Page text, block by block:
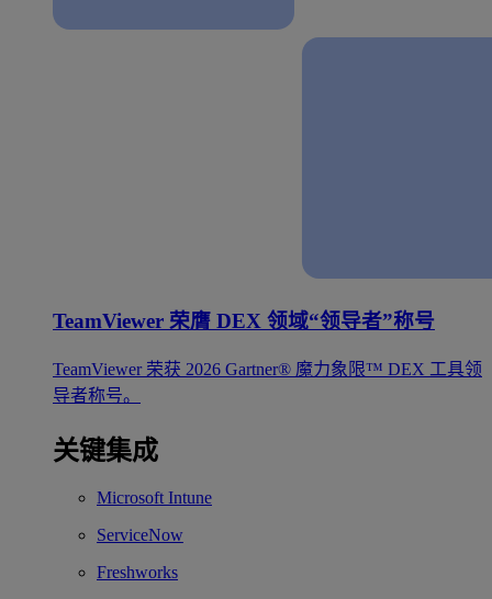
TeamViewer 荣膺 DEX 领域“领导者”称号
TeamViewer 荣获 2026 Gartner® 魔力象限™ DEX 工具领
导者称号。
关键集成
Microsoft Intune
ServiceNow
Freshworks